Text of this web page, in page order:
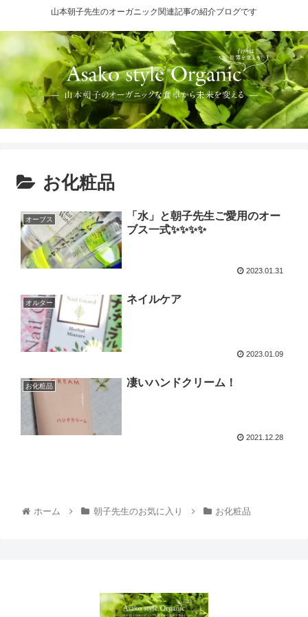
山本朝子先生のオーガニック関連記事の紹介ブログです
お化粧品
オーブス
「水」と朝子先生ご愛用のオー
ブス一式✨✨✨✨
2023.01.31
オルター ネイルケア
2023.01.09
お化粧品 凄いハンドクリーム！
2021.12.28
ホーム 朝子先生のお気に入り お化粧品